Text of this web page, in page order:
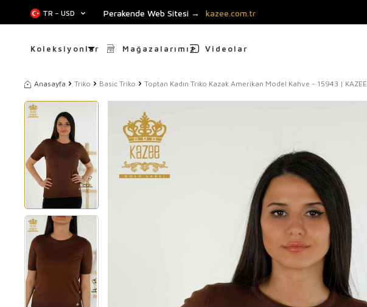
TR − USD Perakende Web Sitesi → kazee.com.tr
Koleksiyonlar Mağazalarımız Videolar
Anasayfa Triko Basic Triko Toptan Kadın Triko Kazak Amerikan Model Kahve - 15943 | KAZEE